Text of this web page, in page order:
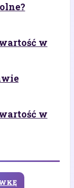
w
w